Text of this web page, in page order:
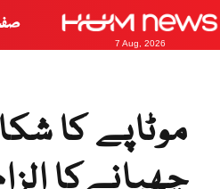
7 Aug, 2026
موٹاپے کا